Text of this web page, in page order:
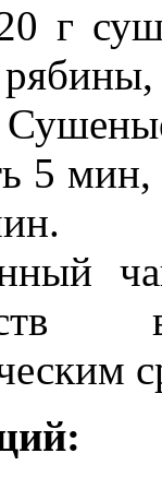
г
5
в